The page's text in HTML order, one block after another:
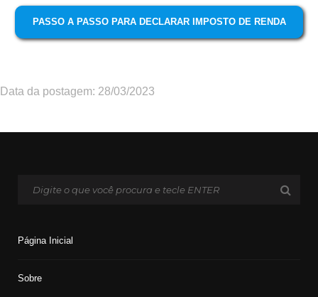
PASSO A PASSO PARA DECLARAR IMPOSTO DE RENDA
Data da postagem: 28/03/2023
Página Inicial
Sobre